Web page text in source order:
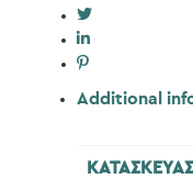
Additional